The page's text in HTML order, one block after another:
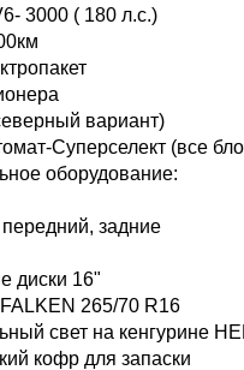
3000 ( 180 л.с.)
вариант)
Суперселект (все
оборудование:
задние
диски 16"
265/70 R16
свет на кенгурине
кофр для запаски